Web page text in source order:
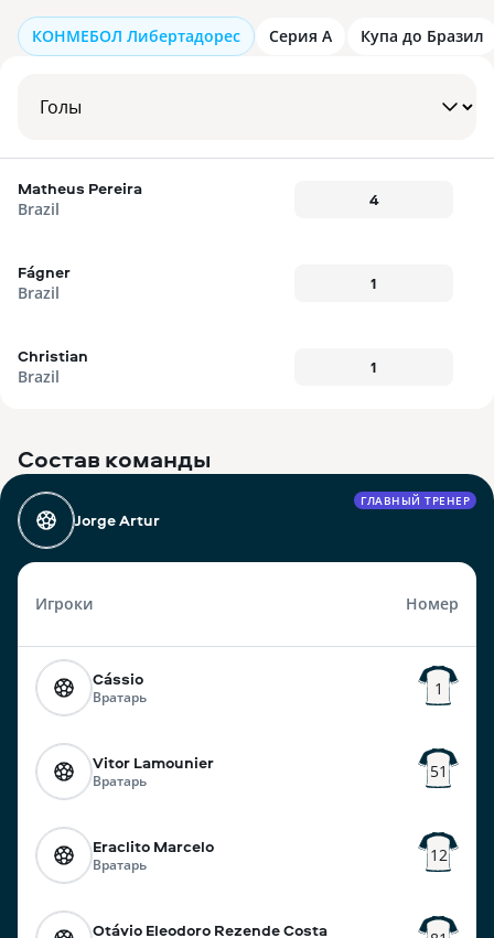
КОНМЕБОЛ Либертадорес Серия А Купа до Бразил
Matheus Pereira
Brazil
4
Fágner
Brazil
1
Christian
Brazil
1
Состав команды
Jorge Artur
ГЛАВНЫЙ ТРЕНЕР
Игроки Номер
Cássio
Вратарь 1
Vitor Lamounier
Вратарь 51
Eraclito Marcelo
Вратарь 12
Otávio Eleodoro Rezende Costa